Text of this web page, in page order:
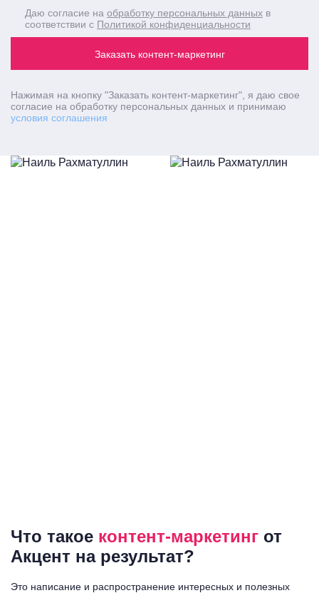
Заказать контент-маркетинг
Даю согласие на обработку персональных данных в
соответствии с Политикой конфиденциальности
Нажимая на кнопку "Заказать контент-маркетинг" , я даю свое
согласие на обработку персональных данных и принимаю
условия соглашения
Что такое контент-маркетинг от
Акцент на результат?
Это написание и распространение интересных и полезных